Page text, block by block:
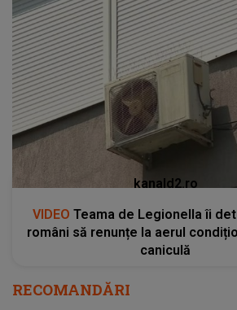
kanald2.ro
VIDEO Teama de Legionella îi
români să renunțe la aerul
caniculă
RECOMANDĂRI